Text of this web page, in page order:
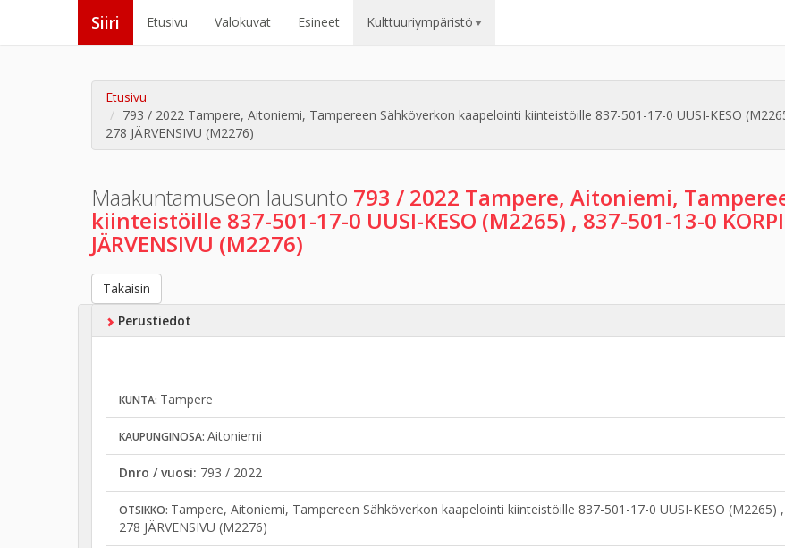
Siiri Etusivu Valokuvat Esineet Kulttuuriympäristö
Etusivu
793 / 2022 Tampere, Aitoniemi, Tampereen Sähköverkon kaapelointi kiinteistöille 837-501-17-0 UUSI-KESO
278 JÄRVENSIVU (M2276)
Maakuntamuseon lausunto 793 / 2022 Tampere, Aitoniemi,
kiinteistöille 837-501-17-0 UUSI-KESO (M2265) , 837-501-13-0
JÄRVENSIVU (M2276)
Takaisin
Perustiedot
KUNTA: Tampere
KAUPUNGINOSA: Aitoniemi
Dnro / vuosi: 793 / 2022
OTSIKKO: Tampere, Aitoniemi, Tampereen Sähköverkon kaapelointi kiinteistöille 837-501-17-0 UUSI-KESO (M2265)
278 JÄRVENSIVU (M2276)